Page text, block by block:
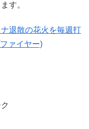
す。
退散の花火を毎週打
ァイヤー)